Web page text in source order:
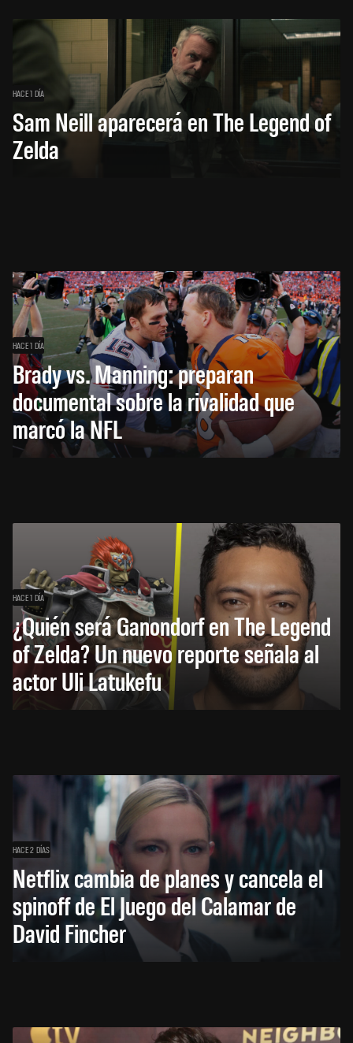
HACE 1 DÍA
Sam Neill aparecerá en The Legend of
Zelda
HACE 1 DÍA
Brady vs. Manning: preparan
documental sobre la rivalidad que
marcó la NFL
HACE 1 DÍA
¿Quién será Ganondorf en The Legend
of Zelda? Un nuevo reporte señala al
actor Uli Latukefu
HACE 2 DÍAS
Netflix cambia de planes y cancela el
spinoff de El Juego del Calamar de
David Fincher